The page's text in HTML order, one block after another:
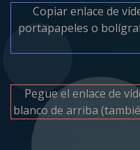
Copiar enlace de
portapapeles o
Pegue el enlace de
blanco de arriba